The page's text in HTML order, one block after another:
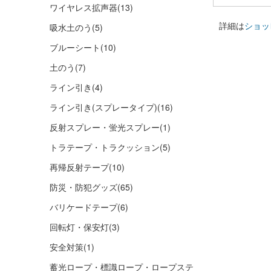
ワイヤレス拡声器(13)
吸水土のう (5)
ブルーシート (10)
土のう (7)
ライン引き (4)
ライン引き(スプレータイプ)(16)
反射スプレー・蛍光スプレー(1)
トラテープ・トラクッション(5)
再帰反射テープ(10)
防災・防犯グッズ(65)
バリケードテープ(6)
回転灯・保安灯(3)
安全対策(1)
蓄光ロープ・標識ロープ・ロープステ
詳細はショ